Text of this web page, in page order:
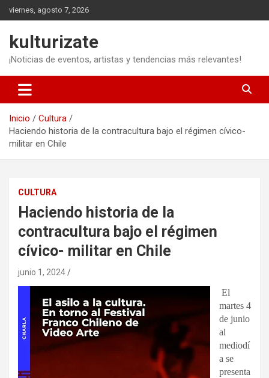
Saltar
al
viernes, agosto 7, 2026
kulturizate
¡Noticias de eventos, artistas y tendencias más relevantes!
Inicio
Cultura
Haciendo historia de la contracultura bajo el régimen cívico-
militar en Chile
CULTURA
Haciendo historia de la
contracultura bajo el régimen
cívico- militar en Chile
junio 1, 2024
El
martes 4
de junio
al
mediodí
a se
presenta